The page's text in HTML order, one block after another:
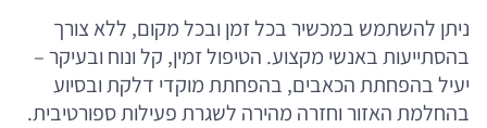
ניתן להשתמש במכשיר בכל זמן ובכל מקום, ללא צורך
בהסתייעות באנשי מקצוע. הטיפול זמין, קל ונוח ובעיקר –
יעיל בהפחתת הכאבים, בהפחתת מוקדי דלקת ובסיוע
בהחלמת האזור וחזרה מהירה לשגרת פעילות ספורטיבית.